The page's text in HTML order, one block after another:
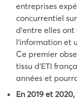
entreprises
concurrentiel
d’entre elles
l’information et
Ce premier
tissu d’ETI
années et
En 2019 et